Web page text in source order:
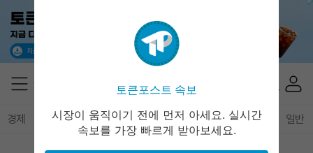
경제 마켓 정책 정치 인사이트 브리핑 속보 일반
XRP (XRP) (-0.30%)
Hyperliquid (HYPE) ₩76,793
토큰포스트 속보
시장이 움직이기 전에 먼저 아세요. 실시간
속보를 가장 빠르게 받아보세요.